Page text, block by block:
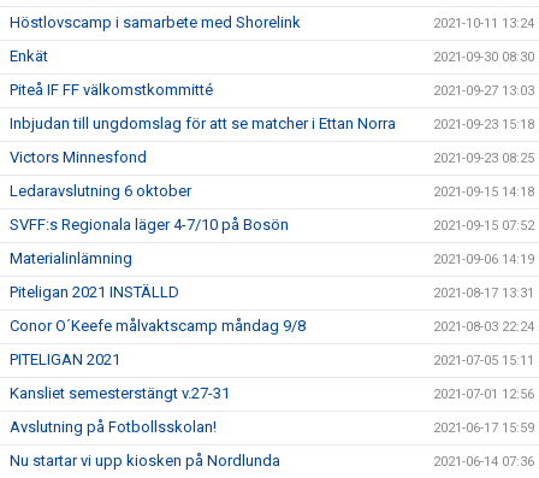
Höstlovscamp i samarbete med Shorelink 2021-10-11 13:24
Enkät 2021-09-30 08:30
Piteå IF FF välkomstkommitté 2021-09-27 13:03
Inbjudan till ungdomslag för att se matcher i Ettan Norra 2021-09-23 15:18
Victors Minnesfond 2021-09-23 08:25
Ledaravslutning 6 oktober 2021-09-15 14:18
SVFF:s Regionala läger 4-7/10 på Bosön 2021-09-15 07:52
Materialinlämning 2021-09-06 14:19
Piteligan 2021 INSTÄLLD 2021-08-17 13:31
Conor O´Keefe målvaktscamp måndag 9/8 2021-08-03 22:24
PITELIGAN 2021 2021-07-05 15:11
Kansliet semesterstängt v.27-31 2021-07-01 12:56
Avslutning på Fotbollsskolan! 2021-06-17 15:59
Nu startar vi upp kiosken på Nordlunda 2021-06-14 07:36